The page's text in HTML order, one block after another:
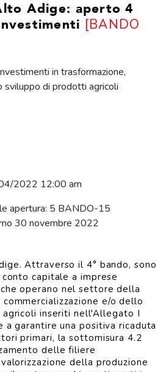
Adige: aperto 4
[BANDO
in trasformazione,
sviluppo di prodotti agricoli
2022 12:00 am
apertura: 5 BANDO-15
30 novembre 2022
Attraverso il 4° bando, sono
capitale a imprese
operano nel settore della
e/o dello
inseriti nell'Allegato I
a garantire una positiva ricaduta
primari, la sottomisura 4.2
delle filiere
della produzione